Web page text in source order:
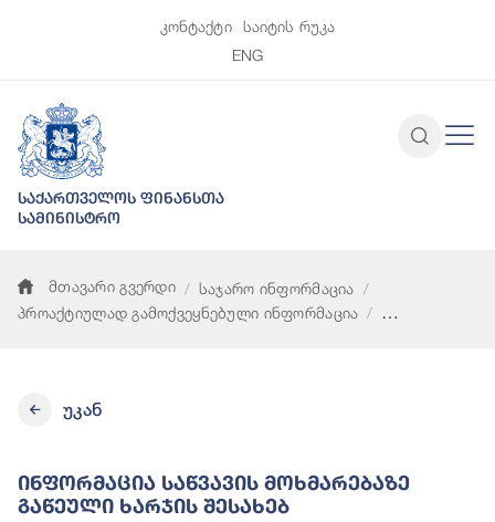
კონტაქტი
საიტის რუკა
ENG
საქართველოს ფინანსთა
სამინისტრო
მთავარი გვერდი
საჯარო ინფორმაცია
პროაქტიულად გამოქვეყნებული ინფორმაცია
უკან
Ინფორმაცია Საწვავის Მოხმარებაზე
Გაწეული Ხარჯის Შესახებ